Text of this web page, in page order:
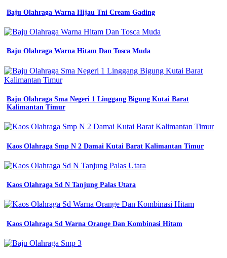
Baju Olahraga Warna Hijau Tni Cream Gading
Baju Olahraga Warna Hitam Dan Tosca Muda
Baju Olahraga Sma Negeri 1 Linggang Bigung Kutai Barat
Kalimantan Timur
Kaos Olahraga Smp N 2 Damai Kutai Barat Kalimantan Timur
Kaos Olahraga Sd N Tanjung Palas Utara
Kaos Olahraga Sd Warna Orange Dan Kombinasi Hitam